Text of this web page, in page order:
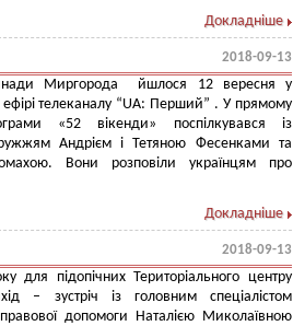
Докладніше
2018-09-13
Миргорода йшлося 12 вересня у
телеканалу “UA: Перший” . У прямому
«52 вікенди» поспілкувався із
Андрієм і Тетяною Фесенками та
Вони розповіли українцям про
Докладніше
2018-09-13
для підопічних Територіального центру
– зустріч із головним спеціалістом
допомоги Наталією Миколаївною